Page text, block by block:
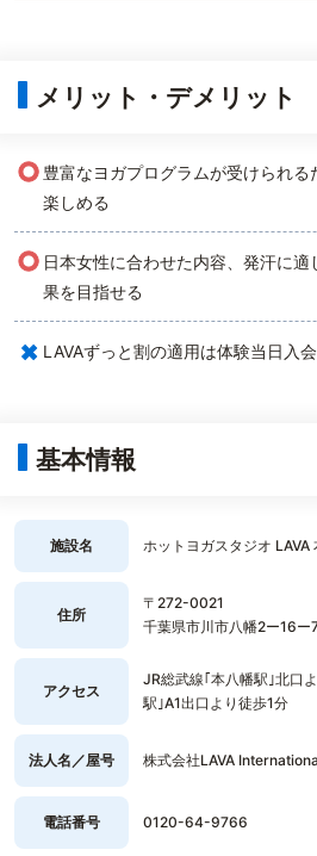
メリット・デメリット
○ 豊富なヨガプログラムが受けられ
楽しめる
○ 日本女性に合わせた内容、発汗に
果を目指せる
× LAVAずっと割の適用は体験当日入
基本情報
施設名 ホットヨガスタジオ LAVA
住所
〒272-0021
千葉県市川市八幡2ー16ー
アクセス
JR総武線｢本八幡駅｣北口
駅｣A1出口より徒歩1分
法人名／屋号 株式会社LAVA
電話番号 0120-64-9766